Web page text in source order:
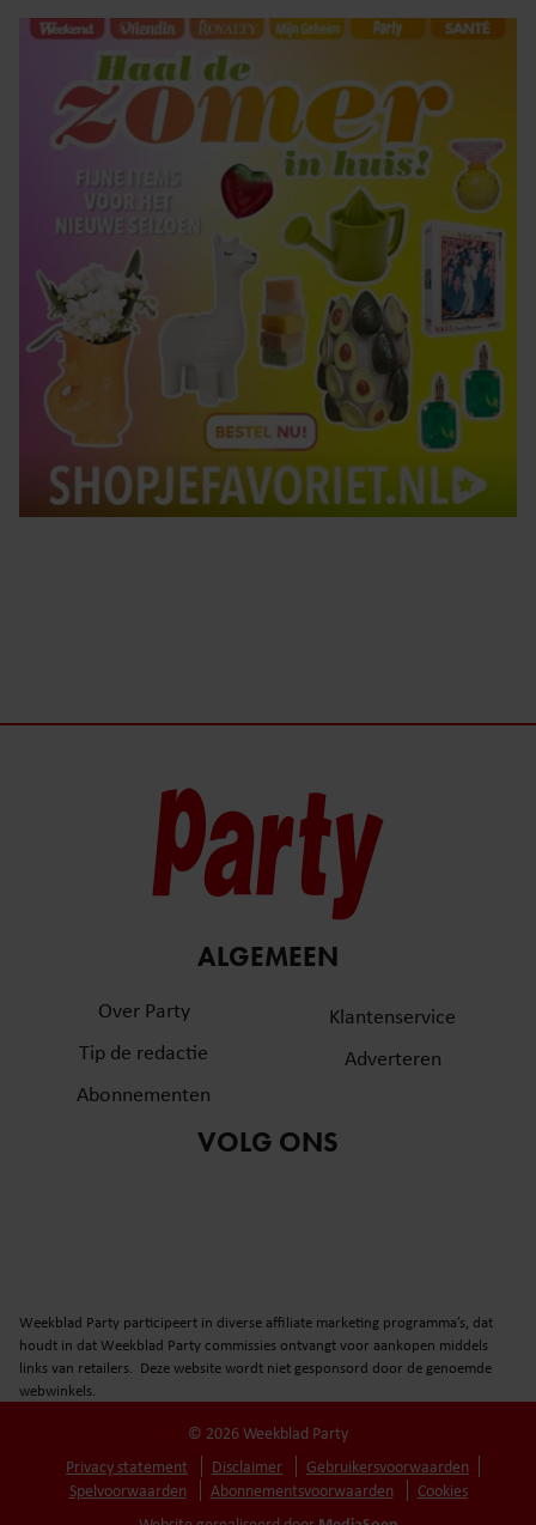
ALGEMEEN
Over Party
Tip de redactie
Abonnementen
Klantenservice
Adverteren
VOLG ONS
Weekblad Party participeert in diverse affiliate marketing programma’s, dat
houdt in dat Weekblad Party commissies ontvangt voor aankopen middels
links van retailers. Deze website wordt niet gesponsord door de genoemde
webwinkels.
© 2026 Weekblad Party
Privacy statement
Disclaimer
Gebruikersvoorwaarden
Spelvoorwaarden
Abonnementsvoorwaarden
Cookies